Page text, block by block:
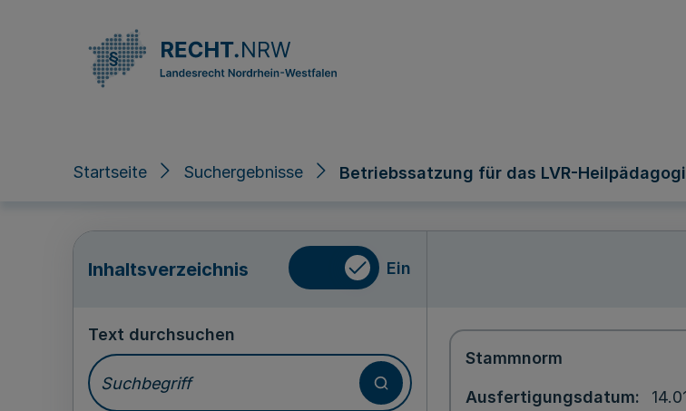
Startseite Suchergebnisse Betriebssatzung für das LVR-
Inhaltsverzeichnis Ein
Text durchsuchen
Stammnorm
Ausfertigungsdatum